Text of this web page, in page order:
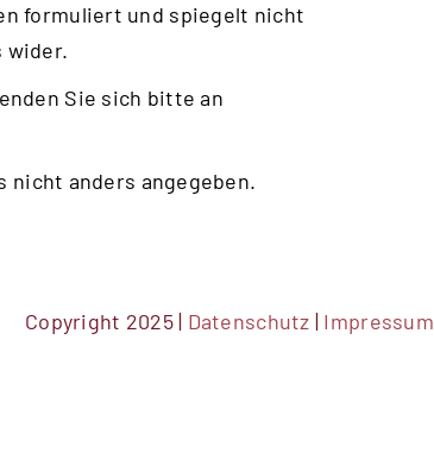
formuliert und spiegelt nicht
wider.
Sie sich bitte an
nicht anders angegeben.
Copyright 2025 | Datenschutz | Impressum